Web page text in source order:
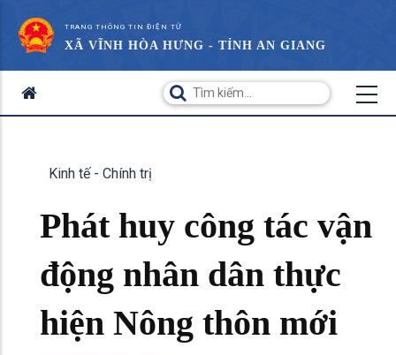
TRANG THÔNG TIN ĐIỆN TỬ
XÃ VĨNH HÒA HƯNG - TỈNH AN GIANG
Kinh tế - Chính trị
Phát huy công tác vận
động nhân dân thực
hiện Nông thôn mới